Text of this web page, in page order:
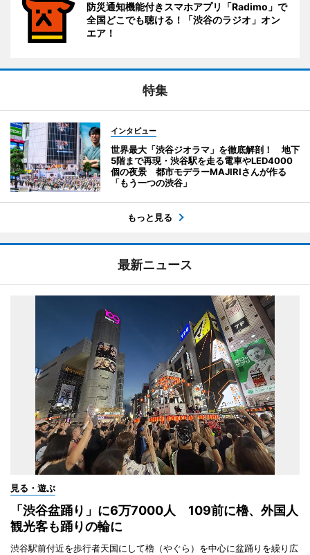
防災通知機能付きスマホアプリ「Radimo」で
全国どこでも聴ける！「渋谷のラジオ」オン
エア！
特集
インタビュー
世界最大「渋谷ジオラマ」を徹底解剖！ 地下
5階まで再現・渋谷駅を走る電車やLED4000
個の夜景 都市モデラーMAJIRIさんが作る
「もう一つの渋谷」
もっと見る
最新ニュース
見る・遊ぶ
「渋谷盆踊り」に6万7000人 109前に櫓、外国人
観光客も踊りの輪に
渋谷駅前付近を歩行者天国にして櫓（やぐら）を中心に盆踊りを繰り広